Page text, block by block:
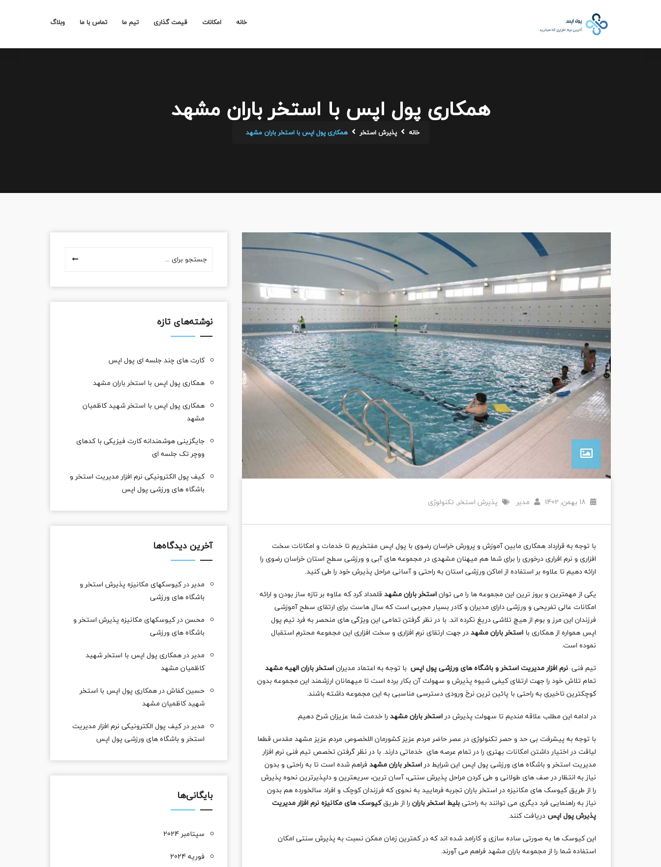
خانه امکانات قیمت گذاری تیم ما تماس با ما وبلاگ
همکاری پول اپس با استخر باران مشهد
خانه پذیرش استخر همکاری پول اپس با استخر باران مشهد
مدیر پذیرش استخر, تکنولوژی
با توجه به قرارداد همکاری مابین آموزش و پرورش خراسان رضوی با پول اپس مفتخریم تا خدمات و امکانات سخت
افزاری و نرم افراری درخوری را برای شما هم میهنان مشهدی در مجموعه های آبی و ورزشی سطح استان خراسان رضوی را
ارائه دهیم تا علاوه بر استفاده از اماکن ورزشی استان به راحتی و آسانی مراحل پذیرش خود را طی کنید.
یکی از مهمترین و بروز ترین این مجموعه ها را می تواناستخر باران مشهد قلمداد کرد که علاوه بر تازه ساز بودن و ارائه
امکانات عالی تفریحی و ورزشی دارای مدیران و کادر بسیار مجربی است که سال هاست برای ارتقای سطح آموزشی
فرزندان این مرز و بوم از هیچ تلاشی دریغ نکرده اند. با در نظر گرفتن تمامی این ویژگی های منحصر به فرد تیم پول
اپس همواره از همکاری با استخر باران مشهددر جهت ارتقای نرم افزاری و سخت افزاری این مجموعه محترم استقبال
نموده است.
تیم فنی نرم افزار مدیریت استخر و باشگاه های ورزشی پول اپس با توجه به اعتماد مدیراناستخر باران الهیه مشهد
تمام تلاش خود را جهت ارتقای کیفی شیوه پذیرش و سهولت آن بکار برده است تا میهمانان ارزشمند این مجموعه بدون
کوچکترین تاخیری به راحتی با پائین ترین نرخ ورودی دسترسی مناسبی به این مجموعه داشته باشند.
در ادامه این مطلب علاقه مندیم تا سهولت پذیرش دراستخر باران مشهد را خدمت شما عزیزان شرح دهیم.
با توجه به پیشرفت بی حد و حصر تکنولوژی در عصر حاضر مردم عزیز کشورمان اللخصوص مردم عزیز مشهد مقدس قطعا
لیاقت در اختیار داشتن امکانات بهتری را در تمام عرصه های خدماتی دارند. با در نظر گرفتن تخصص تیم فنی نرم افزار
مدیریت استخر و باشگاه های ورزشی پول اپس این شرایط دراستخر باران مشهد فراهم شده است تا به راحتی و بدون
نیاز به انتظار در صف های طولانی و طی کردن مراحل پذیرش سنتی، آسان ترین، سریعترین و دلپذیرترین نحوه پذیرش
را از طریق کیوسک های مکانیزه در استخر باران تجربه فرمایید به نحوی که فرزندان کوچک و افراد سالخورده هم بدون
نیاز به راهنمایی فرد دیگری می توانند به راحتیبلیط استخر باران را از طریقکیوسک های مکانیزه نرم افزار مدیریت
پذیرش پول اپس دریافت کنند.
این کیوسک ها به صورتی ساده سازی و کارامد شده اند که در کمترین زمان ممکن نسبت به پذیرش سنتی امکان
استفاده شما را از مجموعه باران مشهد فراهم می آورند.
نوشته‌های تازه
کارت های چند جلسه ای پول اپس
همکاری پول اپس با استخر باران مشهد
همکاری پول اپس با استخر شهید کاظمیان
مشهد
جایگزینی هوشمندانه کارت فیزیکی با کدهای
ووچر تک جلسه ای
کیف پول الکترونیکی نرم افزار مدیریت استخر و
باشگاه های ورزشی پول اپس
آخرین دیدگاه‌ها
مدیر درکیوسکهای مکانیزه پذیرش استخر و
باشگاه های ورزشی
محسندرکیوسکهای مکانیزه پذیرش استخر و
باشگاه های ورزشی
مدیر در همکاری پول اپس با استخر شهید
کاظمیان مشهد
حسین کفاشدر همکاری پول اپس با استخر
شهید کاظمیان مشهد
مدیر درکیف پول الکترونیکی نرم افزار مدیریت
استخر و باشگاه های ورزشی پول اپس
بایگانی‌ها
سپتامبر 2024
فوریه 2024